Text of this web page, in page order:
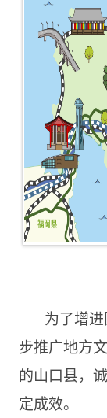
为了增
步推广地方
的山口县，
定成效。